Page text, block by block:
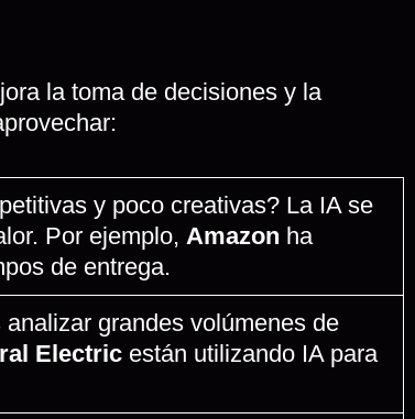
la toma de decisiones y la
y poco creativas? La IA se
Por ejemplo, Amazon ha
de entrega.
grandes volúmenes de
Electricestán utilizando IA para